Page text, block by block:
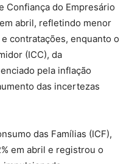
Confiança do Empresário
abril, refletindo menor
contratações, enquanto o
(ICC), da
pela inflação
das incertezas
das Famílias (ICF),
em abril e registrou o